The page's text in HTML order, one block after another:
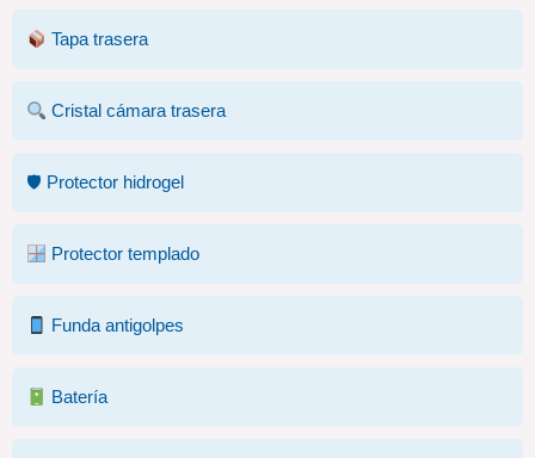
Tapa trasera
Cristal cámara trasera
🛡 Protector hidrogel
Protector templado
Funda antigolpes
Batería